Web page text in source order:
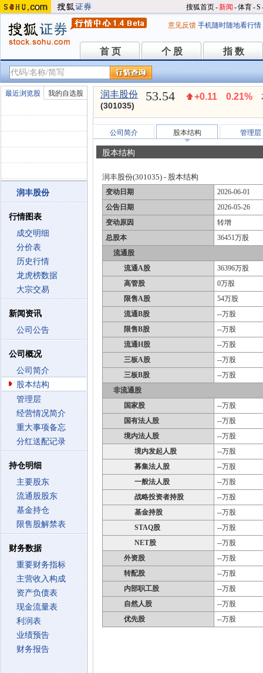
搜狐首页-新闻 -体育-S
意见反馈 手机随时随地看行情
首 页
首 页 个 股
个 股 指 数
指 数
最近浏览股 我的自选股
润丰股份
行情图表
成交明细
分价表
历史行情
龙虎榜数据
大宗交易
新闻资讯
公司公告
公司概况
公司简介
股本结构
管理层
经营情况简介
重大事项备忘
分红送配记录
持仓明细
主要股东
流通股股东
基金持仓
限售股解禁表
财务数据
重要财务指标
主营收入构成
资产负债表
现金流量表
利润表
业绩预告
财务报告
润丰股份
(301035)
53.54 +0.11 0.21%
公司简介 股本结构 管理层
股本结构
润丰股份(301035) - 股本结构
变动日期
2026-06-01
公告日期
2026-05-26
变动原因
转增
总股本
36451万股
流通股
流通A股
36396万股
高管股
0万股
限售A股
54万股
流通B股
--万股
限售B股
--万股
流通H股
--万股
三板A股
--万股
三板B股
--万股
非流通股
国家股
--万股
国有法人股
--万股
境内法人股
--万股
境内发起人股
--万股
募集法人股
--万股
一般法人股
--万股
战略投资者持股
--万股
基金持股
--万股
STAQ股
--万股
NET股
--万股
外资股
--万股
转配股
--万股
内部职工股
--万股
自然人股
--万股
优先股
--万股